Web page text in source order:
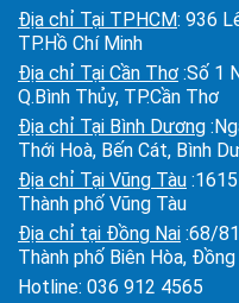
Địa chỉ Tại TPHCM: 936
TP.Hồ Chí Minh
Địa chỉ Tại Cần Thơ :Số 1
Q.Bình Thủy, TP.Cần Thơ
Địa chỉ Tại Bình Dương
Thới Hoà, Bến Cát, Bình
Địa chỉ Tại Vũng Tàu
Thành phố Vũng Tàu
Địa chỉ tại Đồng Nai :68/
Thành phố Biên Hòa, Đồng
Hotline: 036 912 4565